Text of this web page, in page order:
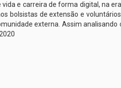
e carreira de forma digital, na
bolsistas de extensão e
externa. Assim